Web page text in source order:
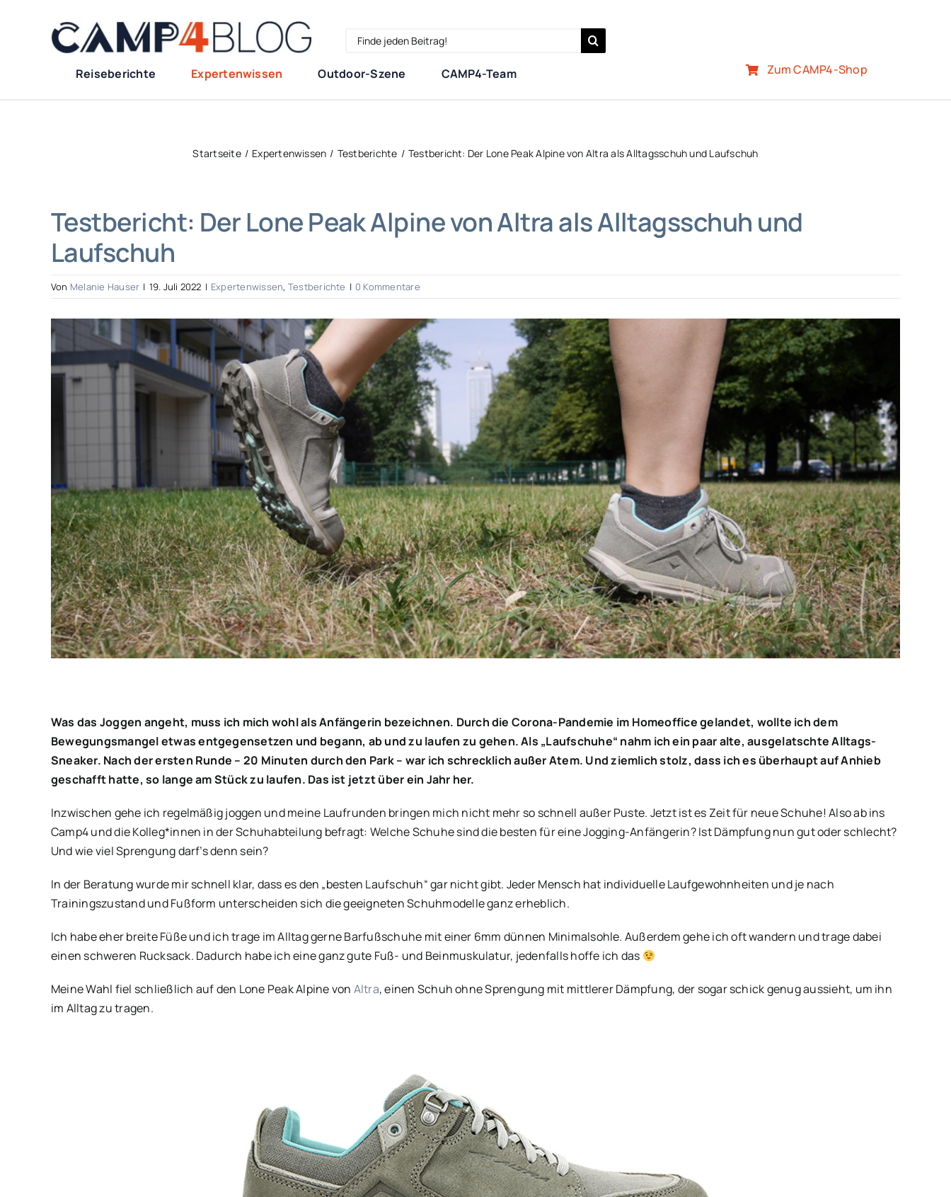
Search
Reiseberichte
Expertenwissen Outdoor-Szene CAMP4-Team Zum CAMP4-Shop
Startseite Expertenwissen Testberichte Testbericht: Der Lone Peak Alpine von Altra als Alltagsschuh und Laufschuh
Testbericht: Der Lone Peak Alpine von Altra als Alltagsschuh und
Laufschuh
Von Melanie Hauser | 19. Juli 2022 | Expertenwissen, Testberichte | 0 Kommentare
Zeige
grösseres
Bild
Was das Joggen angeht, muss ich mich wohl als Anfängerin bezeichnen. Durch die Corona-Pandemie im Homeoffice gelandet, wollte ich dem
Bewegungsmangel etwas entgegensetzen und begann, ab und zu laufen zu gehen. Als „Laufschuhe“ nahm ich ein paar alte, ausgelatschte Alltags-
Sneaker. Nach der ersten Runde – 20 Minuten durch den Park – war ich schrecklich außer Atem. Und ziemlich stolz, dass ich es überhaupt auf Anhieb
geschafft hatte, so lange am Stück zu laufen. Das ist jetzt über ein Jahr her.
Inzwischen gehe ich regelmäßig joggen und meine Laufrunden bringen mich nicht mehr so schnell außer Puste. Jetzt ist es Zeit für neue Schuhe! Also ab ins
Camp4 und die Kolleg*innen in der Schuhabteilung befragt: Welche Schuhe sind die besten für eine Jogging-Anfängerin? Ist Dämpfung nun gut oder schlecht?
Und wie viel Sprengung darf’s denn sein?
In der Beratung wurde mir schnell klar, dass es den „besten Laufschuh“ gar nicht gibt. Jeder Mensch hat individuelle Laufgewohnheiten und je nach
Trainingszustand und Fußform unterscheiden sich die geeigneten Schuhmodelle ganz erheblich.
Ich habe eher breite Füße und ich trage im Alltag gerne Barfußschuhe mit einer 6mm dünnen Minimalsohle. Außerdem gehe ich oft wandern und trage dabei
einen schweren Rucksack. Dadurch habe ich eine ganz gute Fuß- und Beinmuskulatur, jedenfalls hoffe ich das
Meine Wahl fiel schließlich auf den Lone Peak Alpine von Altra, einen Schuh ohne Sprengung mit mittlerer Dämpfung, der sogar schick genug aussieht, um ihn
im Alltag zu tragen.